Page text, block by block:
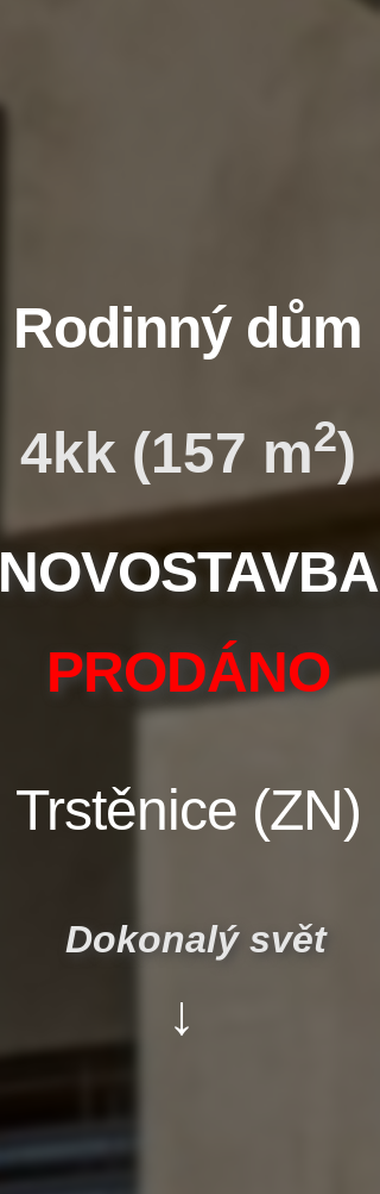
Rodinný dům
4kk (157 m2)
NOVOSTAVBA
PRODÁNO
Trstěnice (ZN)
Dokonalý svět
↓